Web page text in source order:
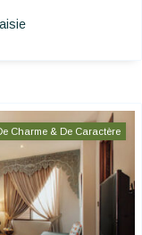
Charme & De Caractère